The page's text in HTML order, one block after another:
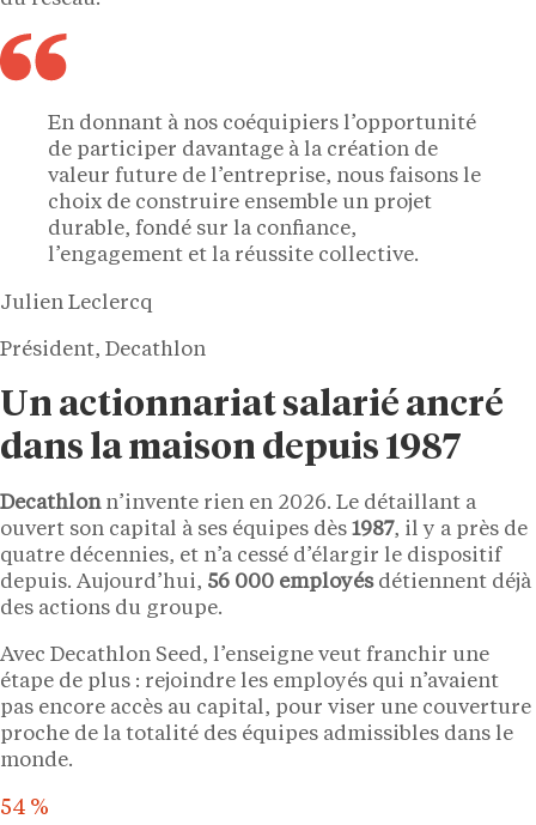
En donnant à nos coéquipiers l’opportunité
de participer davantage à la création de
valeur future de l’entreprise, nous faisons le
choix de construire ensemble un projet
durable, fondé sur la confiance,
l’engagement et la réussite collective.
Julien Leclercq
Président, Decathlon
Un actionnariat salarié ancré
dans la maison depuis 1987
Decathlonn’invente rien en 2026. Le détaillant a
ouvert son capital à ses équipes dès 1987, il y a près de
quatre décennies, et n’a cessé d’élargir le dispositif
depuis. Aujourd’hui, 56 000 employésdétiennent déjà
des actions du groupe.
Avec Decathlon Seed, l’enseigne veut franchir une
étape de plus : rejoindre les employés qui n’avaient
pas encore accès au capital, pour viser une couverture
proche de la totalité des équipes admissibles dans le
monde.
54 %